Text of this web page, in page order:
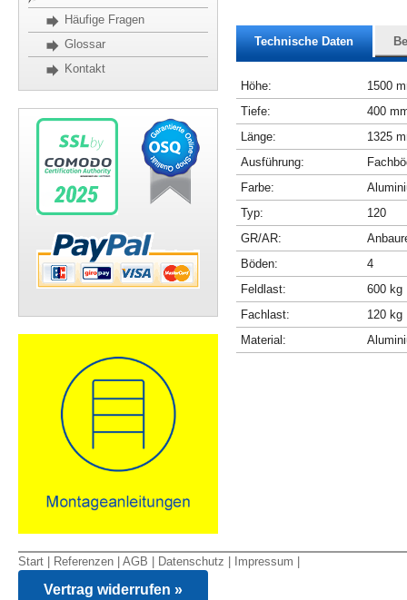
Häufige Fragen
Glossar
Kontakt
Technische Daten
Höhe:
1500
Tiefe:
400
Länge:
1325
Ausführung:
Farbe:
Typ:
120
GR/AR:
Böden:
4
Feldlast:
600 kg
Fachlast:
120 kg
Material:
Start Referenzen AGB Datenschutz Impressum
Vertrag widerrufen »